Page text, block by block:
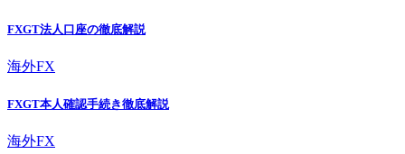
FXGT法人口座の徹底解説
海外FX
FXGT本人確認手続き徹底解説
海外FX